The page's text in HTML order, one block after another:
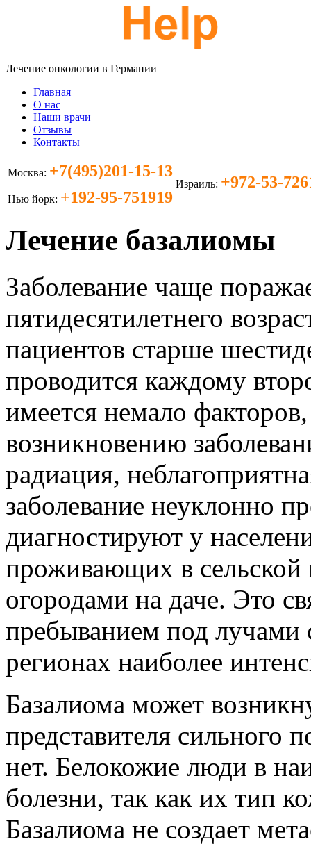
Лечение онкологии в Германии
Главная
О нас
Наши врачи
Отзывы
Контакты
Москва: +7(495)201-15-13
Нью йорк: +192-95-751919
Израиль: +972-53-
Лечение базалиомы
Заболевание чаще
пятидесятилетнего
пациентов старше
проводится каждому
имеется немало
возникновению
радиация,
заболевание неуклонно
диагностируют у
проживающих в сельской
огородами на даче. Это
пребыванием под
регионах наиболее
Базалиома может
представителя сильного
нет. Белокожие люди в
болезни, так как их тип
Базалиома не создает